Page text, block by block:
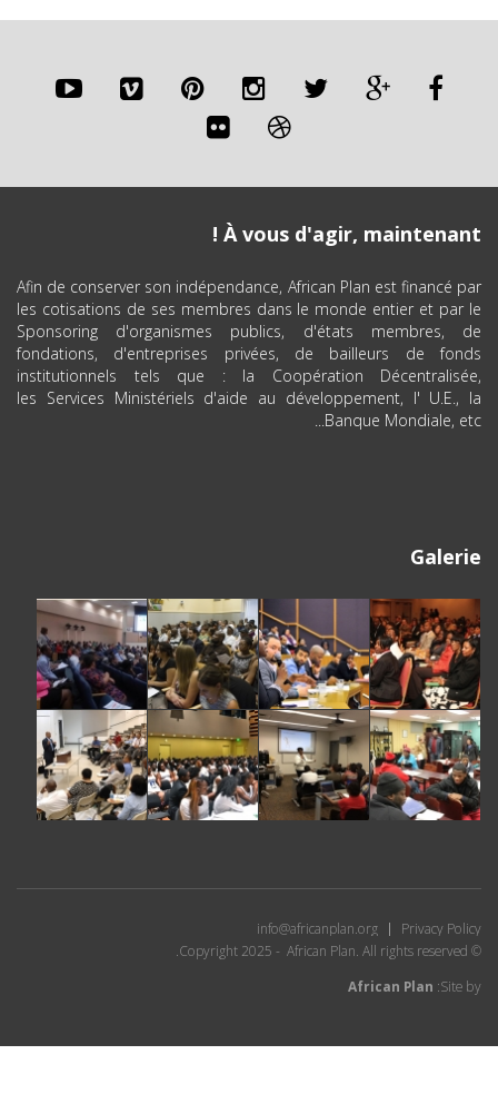
À vous d'agir, maintenant !
Afin de conserver son indépendance, African Plan est financé par
les cotisations de ses membres dans le monde entier et par le
Sponsoring d'organismes publics, d'états membres, de
fondations, d'entreprises privées, de bailleurs de fonds
institutionnels tels que : la Coopération Décentralisée,
les Services Ministériels d'aide au développement, l' U.E., la
Banque Mondiale, etc...
Galerie
Privacy Policy
info@africanplan.org
© Copyright 2025 - African Plan. All rights reserved.
Site by:
African Plan